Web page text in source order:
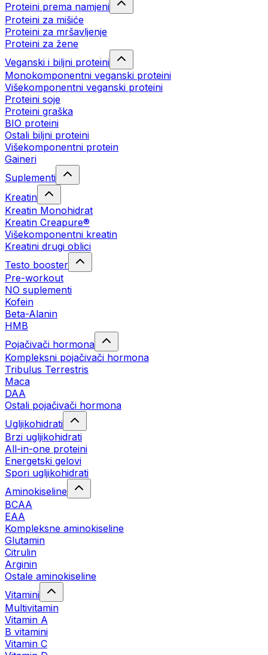
Proteini prema namjeni
Proteini za mišiće
Proteini za mršavljenje
Proteini za žene
Veganski i biljni proteini
Monokomponentni veganski proteini
Višekomponentni veganski proteini
Proteini soje
Proteini graška
BIO proteini
Ostali biljni proteini
Višekomponentni protein
Gaineri
Suplementi
Kreatin
Kreatin Monohidrat
Kreatin Creapure®
Višekomponentni kreatin
Kreatini drugi oblici
Testo booster
Pre-workout
NO suplementi
Kofein
Beta-Alanin
HMB
Pojačivači hormona
Kompleksni pojačivači hormona
Tribulus Terrestris
Maca
DAA
Ostali pojačivači hormona
Ugljikohidrati
Brzi ugljikohidrati
All-in-one proteini
Energetski gelovi
Spori ugljikohidrati
Aminokiseline
BCAA
EAA
Kompleksne aminokiseline
Glutamin
Citrulin
Arginin
Ostale aminokiseline
Vitamini
Multivitamin
Vitamin A
B vitamini
Vitamin C